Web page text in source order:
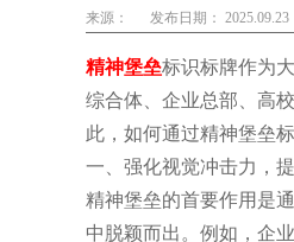
来源： 发布日期： 2025.09.23
精神堡垒标识标牌作为
综合体、企业总部、高
此，如何通过精神堡垒
一、强化视觉冲击力，
精神堡垒的首要作用是
中脱颖而出。例如，企